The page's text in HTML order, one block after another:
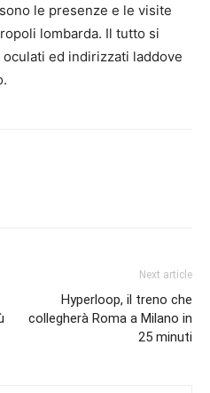
le presenze e le visite
lombarda. Il tutto si
ed indirizzati laddove
Next article
Hyperloop, il treno che
collegherà Roma a Milano in
25 minuti